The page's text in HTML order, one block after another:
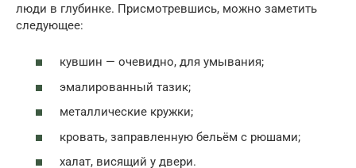
люди в глубинке. Присмотревшись, можно заметить
следующее:
кувшин — очевидно, для умывания;
эмалированный тазик;
металлические кружки;
кровать, заправленную бельём с рюшами;
халат, висящий у двери.